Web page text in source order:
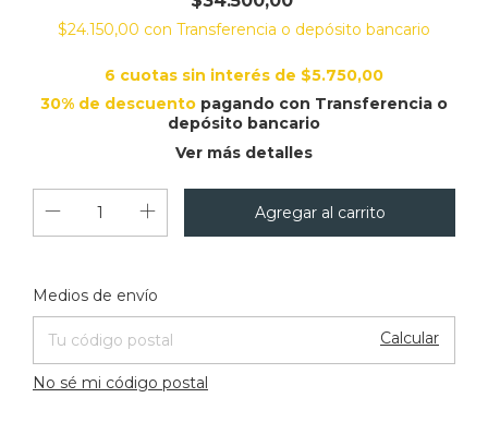
$24.150,00 con Transferencia o depósito bancario
6 cuotas sin interés de $5.750,00
30% de descuento pagando con Transferencia o
depósito bancario
Ver más detalles
Entregas para el CP:
Medios de envío
Calcular
No sé mi código postal